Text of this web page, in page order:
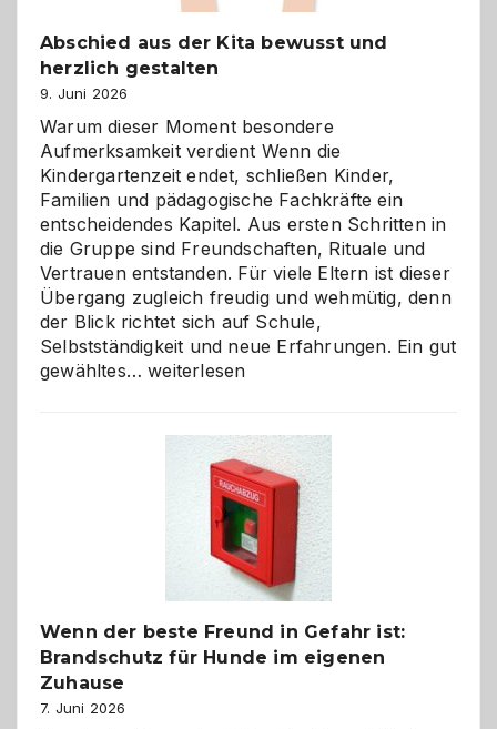
Abschied aus der Kita bewusst und
herzlich gestalten
9. Juni 2026
Warum dieser Moment besondere
Aufmerksamkeit verdient Wenn die
Kindergartenzeit endet, schließen Kinder,
Familien und pädagogische Fachkräfte ein
entscheidendes Kapitel. Aus ersten Schritten in
die Gruppe sind Freundschaften, Rituale und
Vertrauen entstanden. Für viele Eltern ist dieser
Übergang zugleich freudig und wehmütig, denn
der Blick richtet sich auf Schule,
Selbstständigkeit und neue Erfahrungen. Ein gut
gewähltes…Abschied
bewusst
herzlich
gestalten
weiterlesen
Wenn der beste Freund in Gefahr ist:
Brandschutz für Hunde im eigenen
Zuhause
7. Juni 2026